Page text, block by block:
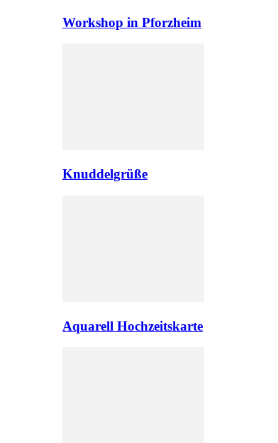
Workshop in Pforzheim
Knuddelgrüße
Aquarell Hochzeitskarte